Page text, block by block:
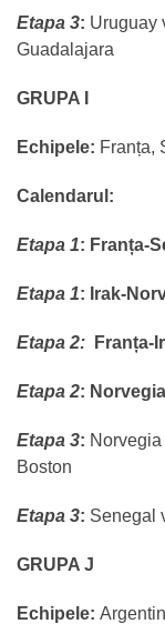
Etapa 3: Uruguay
Guadalajara
GRUPA I
Echipele: Franța,
Calendarul:
Etapa 1: Franța-
Etapa 1: Irak-
Etapa 2: Franța-
Etapa 2:
Etapa 3:
Boston
Etapa 3: Senegal
GRUPA J
Echipele: